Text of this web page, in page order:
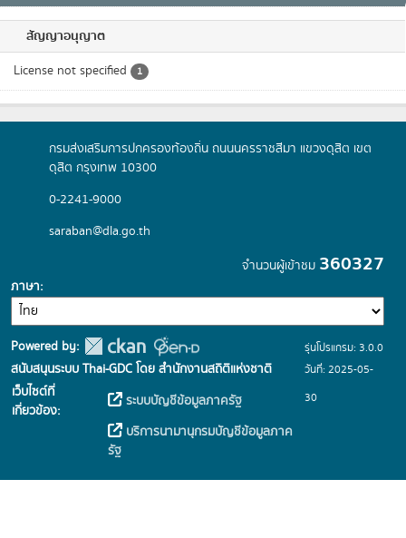
สัญญาอนุญาต
License not specified 1
กรมส่งเสริมการปกครองท้องถิ่น ถนนนครราชสีมา แขวงดุสิต เขต
ดุสิต กรุงเทพ 10300
0-2241-9000
saraban@dla.go.th
จำนวนผู้เข้าชม 360327
ภาษา
Powered by:
สนับสนุนระบบ Thai-GDC โดย สำนักงานสถิติแห่งชาติ
เว็บไซต์ที่
เกี่ยวข้อง:
ระบบบัญชีข้อมูลภาครัฐ
บริการนามานุกรมบัญชีข้อมูลภาค
รัฐ
รุ่นโปรแกรม: 3.0.0
วันที่: 2025-05-
30